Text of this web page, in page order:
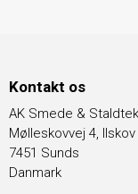
Kontakt os
AK Smede &
Mølleskovvej 4, Ilskov
7451 Sunds
Danmark